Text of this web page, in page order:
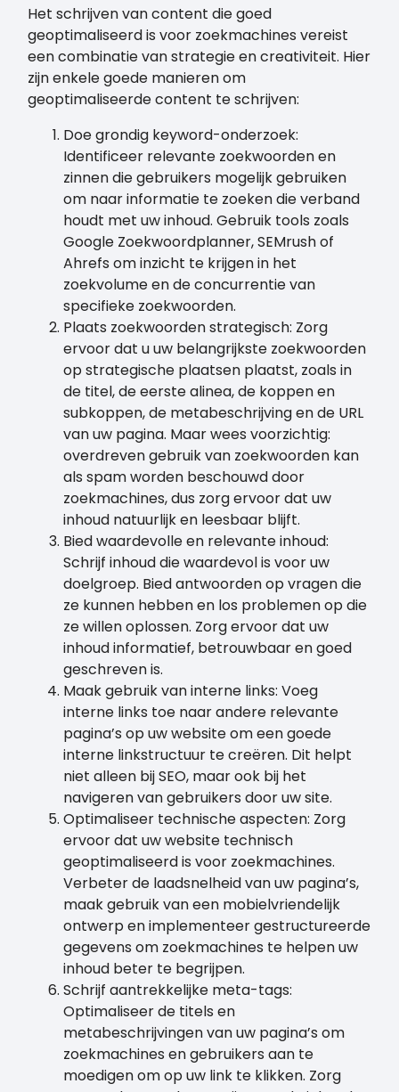
Het schrijven van content die goed
geoptimaliseerd is voor zoekmachines vereist
een combinatie van strategie en creativiteit. Hier
zijn enkele goede manieren om
geoptimaliseerde content te schrijven:
Doe grondig keyword-onderzoek:
Identificeer relevante zoekwoorden en
zinnen die gebruikers mogelijk gebruiken
om naar informatie te zoeken die verband
houdt met uw inhoud. Gebruik tools zoals
Google Zoekwoordplanner, SEMrush of
Ahrefs om inzicht te krijgen in het
zoekvolume en de concurrentie van
specifieke zoekwoorden.
Plaats zoekwoorden strategisch: Zorg
ervoor dat u uw belangrijkste zoekwoorden
op strategische plaatsen plaatst, zoals in
de titel, de eerste alinea, de koppen en
subkoppen, de metabeschrijving en de URL
van uw pagina. Maar wees voorzichtig:
overdreven gebruik van zoekwoorden kan
als spam worden beschouwd door
zoekmachines, dus zorg ervoor dat uw
inhoud natuurlijk en leesbaar blijft.
Bied waardevolle en relevante inhoud:
Schrijf inhoud die waardevol is voor uw
doelgroep. Bied antwoorden op vragen die
ze kunnen hebben en los problemen op die
ze willen oplossen. Zorg ervoor dat uw
inhoud informatief, betrouwbaar en goed
geschreven is.
Maak gebruik van interne links: Voeg
interne links toe naar andere relevante
pagina’s op uw website om een ​​goede
interne linkstructuur te creëren. Dit helpt
niet alleen bij SEO, maar ook bij het
navigeren van gebruikers door uw site.
Optimaliseer technische aspecten: Zorg
ervoor dat uw website technisch
geoptimaliseerd is voor zoekmachines.
Verbeter de laadsnelheid van uw pagina’s,
maak gebruik van een mobielvriendelijk
ontwerp en implementeer gestructureerde
gegevens om zoekmachines te helpen uw
inhoud beter te begrijpen.
Schrijf aantrekkelijke meta-tags:
Optimaliseer de titels en
metabeschrijvingen van uw pagina’s om
zoekmachines en gebruikers aan te
moedigen om op uw link te klikken. Zorg